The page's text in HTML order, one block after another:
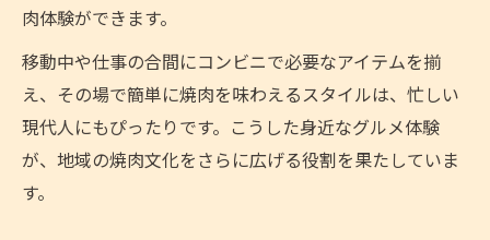
肉体験ができます。
移動中や仕事の合間にコンビニで必要なアイテムを揃
え、その場で簡単に焼肉を味わえるスタイルは、忙しい
現代人にもぴったりです。こうした身近なグルメ体験
が、地域の焼肉文化をさらに広げる役割を果たしていま
す。